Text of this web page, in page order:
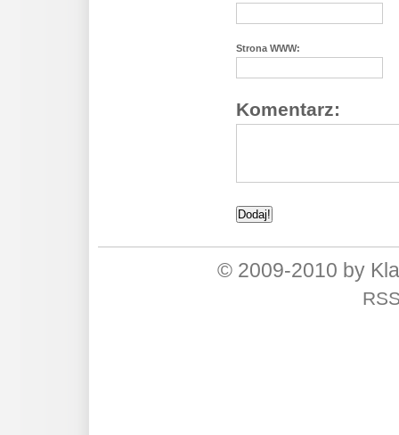
Strona WWW:
Komentarz:
© 2009-2010 by